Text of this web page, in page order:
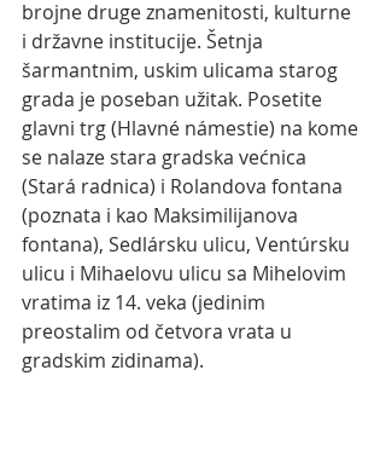
brojne druge znamenitosti, kulturne
i državne institucije. Šetnja
šarmantnim, uskim ulicama starog
grada je poseban užitak. Posetite
glavni trg (Hlavné námestie) na kome
se nalaze stara gradska većnica
(Stará radnica) i Rolandova fontana
(poznata i kao Maksimilijanova
fontana), Sedlársku ulicu, Ventúrsku
ulicu i Mihaelovu ulicu sa Mihelovim
vratima iz 14. veka (jedinim
preostalim od četvora vrata u
gradskim zidinama).